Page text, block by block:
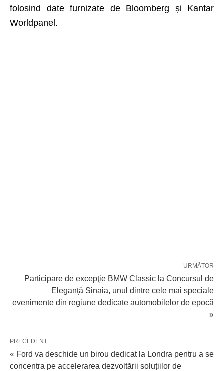
folosind date furnizate de Bloomberg și Kantar
Worldpanel.
URMĂTOR
Participare de excepţie BMW Classic la Concursul de
Eleganţă Sinaia, unul dintre cele mai speciale
evenimente din regiune dedicate automobilelor de epocă
»
PRECEDENT
« Ford va deschide un birou dedicat la Londra pentru a se
concentra pe accelerarea dezvoltării soluțiilor de